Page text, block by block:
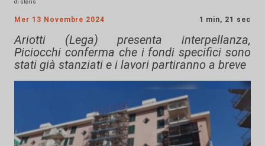
di steris
Mer 13 Novembre 2024 1 min, 21 sec
Ariotti (Lega) presenta interpellanza,
Piciocchi conferma che i fondi specifici sono
stati già stanziati e i lavori partiranno a breve